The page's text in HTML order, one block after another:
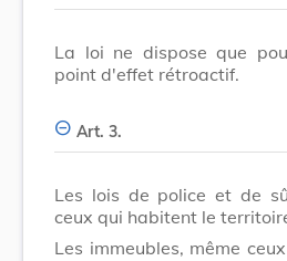
La loi ne dispose que
point d'effet rétroactif.
Art. 3.
Les lois de police et de
ceux qui habitent le
Les immeubles, même